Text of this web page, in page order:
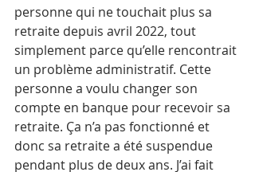
personne qui ne touchait plus sa
retraite depuis avril 2022, tout
simplement parce qu’elle rencontrait
un problème administratif. Cette
personne a voulu changer son
compte en banque pour recevoir sa
retraite. Ça n’a pas fonctionné et
donc sa retraite a été suspendue
pendant plus de deux ans. J’ai fait